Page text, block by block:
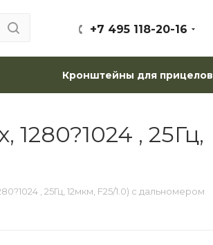
+7 495 118-20-16
Кронштейны для прицелов
, 25Гц,
, 25Гц, 12мкм, F25/1.0) с дальномером